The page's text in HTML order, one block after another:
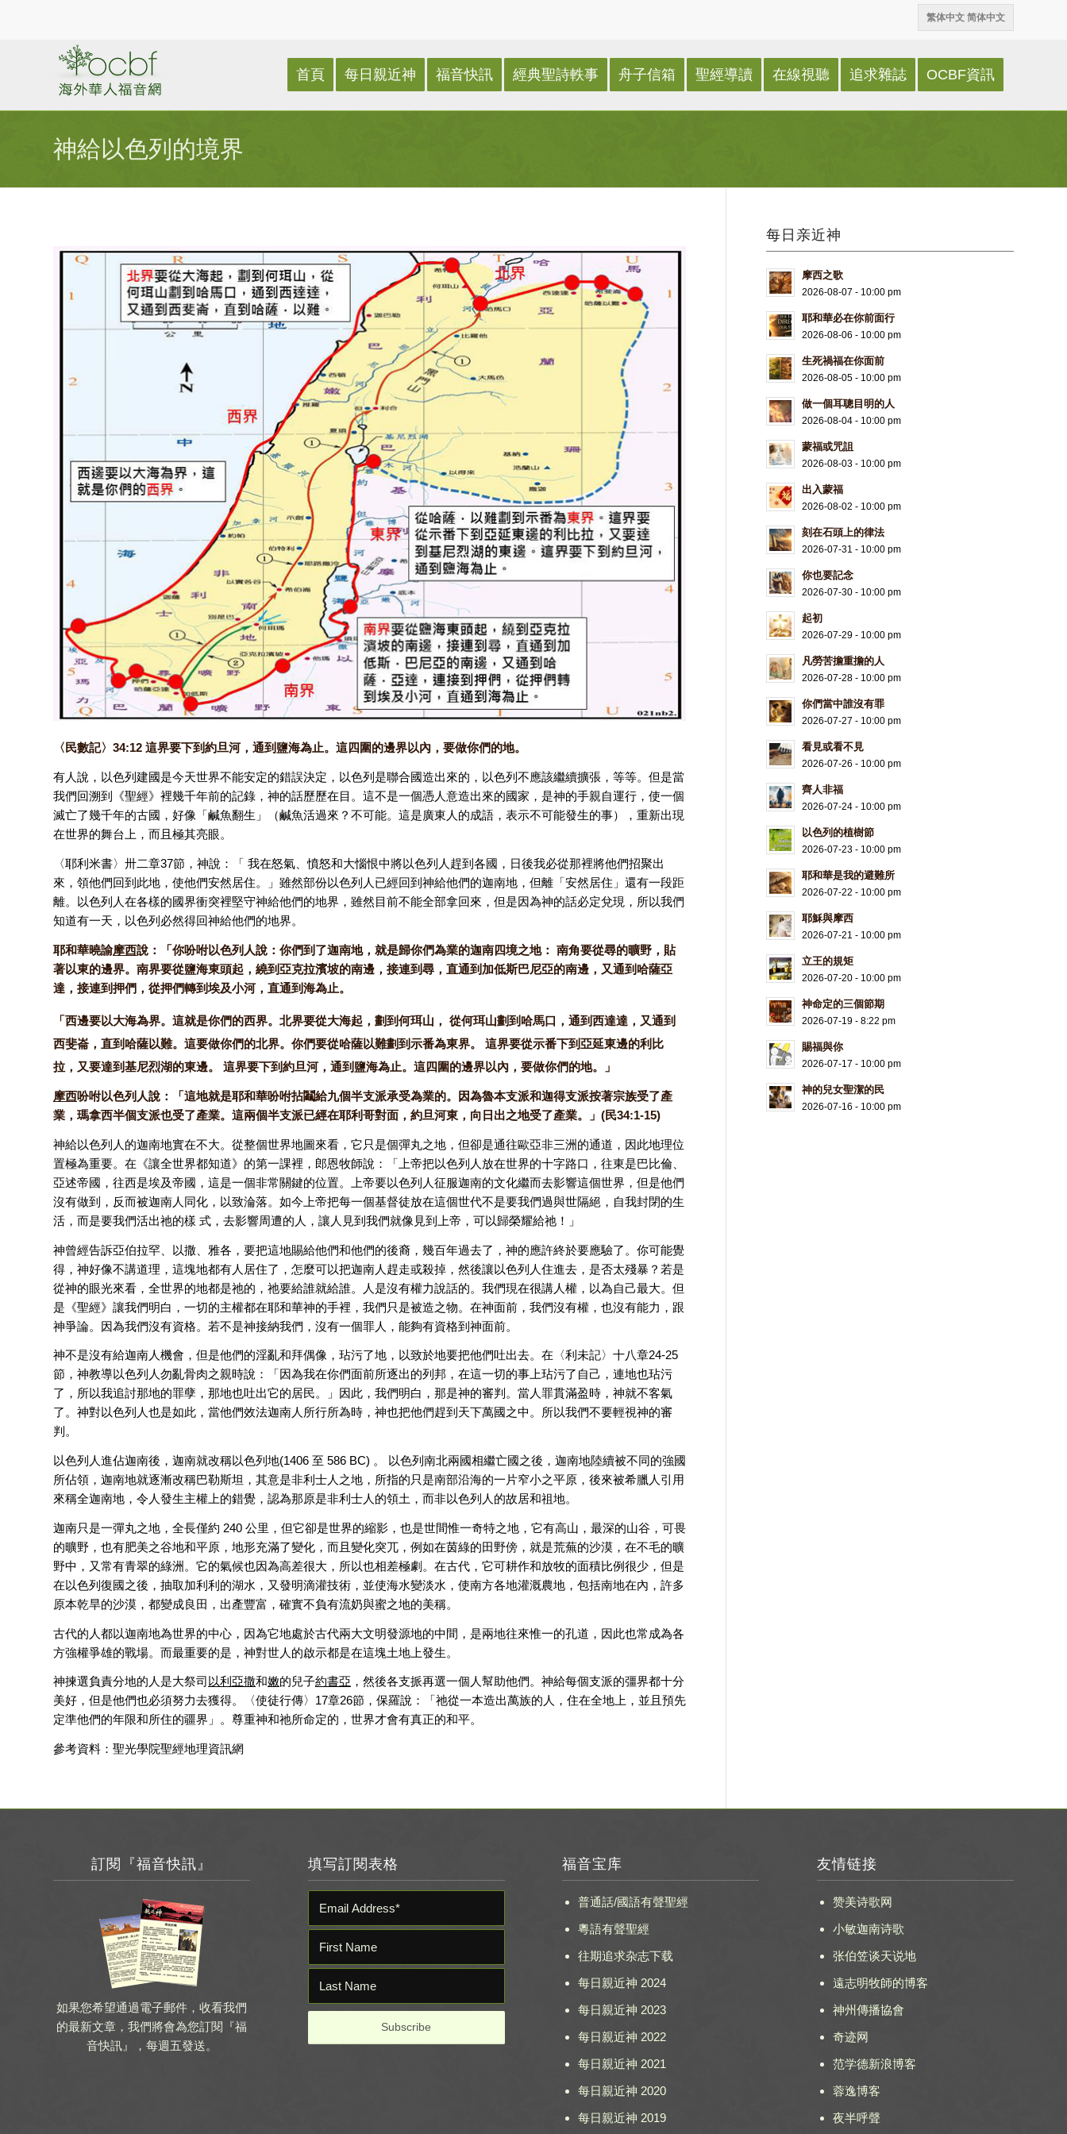
繁体中文 简体中文
首頁 每日親近神 福音快訊 經典聖詩軼事 舟子信箱 聖經導讀 在線視聽 追求雜誌 OCBF資訊
神給以色列的境界
〈民數記〉34:12 這界要下到約旦河，通到鹽海為止。這四圍的邊界以內，要做你們的地。
有人說，以色列建國是今天世界不能安定的錯誤決定，以色列是聯合國造出來的，以色列不應該繼續擴張，等等。但是當
我們回溯到《聖經》裡幾千年前的記錄，神的話歷歷在目。這不是一個憑人意造出來的國家，是神的手親自運行，使一個
滅亡了幾千年的古國，好像「鹹魚翻生」（鹹魚活過來？不可能。這是廣東人的成語，表示不可能發生的事），重新出現
在世界的舞台上，而且極其亮眼。
〈耶利米書〉卅二章37節，神說：「 我在怒氣、憤怒和大惱恨中將以色列人趕到各國，日後我必從那裡將他們招聚出
來，領他們回到此地，使他們安然居住。」雖然部份以色列人已經回到神給他們的迦南地，但離「安然居住」還有一段距
離。以色列人在各樣的國界衝突裡堅守神給他們的地界，雖然目前不能全部拿回來，但是因為神的話必定兌現，所以我們
知道有一天，以色列必然得回神給他們的地界。
耶和華曉諭摩西說：「你吩咐以色列人說：你們到了迦南地，就是歸你們為業的迦南四境之地： 南角要從尋的曠野，貼
著以東的邊界。南界要從鹽海東頭起，繞到亞克拉濱坡的南邊，接連到尋，直通到加低斯巴尼亞的南邊，又通到哈薩亞
達，接連到押們，從押們轉到埃及小河，直通到海為止。
「西邊要以大海為界。這就是你們的西界。北界要從大海起，劃到何珥山， 從何珥山劃到哈馬口，通到西達達，又通到
西斐崙，直到哈薩以難。這要做你們的北界。你們要從哈薩以難劃到示番為東界。
這界要從示番下到亞延東邊的利比
拉，又要達到基尼烈湖的東邊。
這界要下到約旦河，通到鹽海為止。這四圍的邊界以內，要做你們的地。」
摩西吩咐以色列人說：「這地就是耶和華吩咐拈鬮給九個半支派承受為業的。因為魯本支派和迦得支派按著宗族受了產
業，瑪拿西半個支派也受了產業。這兩個半支派已經在耶利哥對面，約旦河東，向日出之地受了產業。」(民34:1-15)
神給以色列人的迦南地實在不大。從整個世界地圖來看，它只是個彈丸之地，但卻是通往歐亞非三洲的通道，因此地理位
置極為重要。在《讓全世界都知道》的第一課裡，郎恩牧師說：「上帝把以色列人放在世界的十字路口，往東是巴比倫、
亞述帝國，往西是埃及帝國，這是一個非常關鍵的位置。上帝要以色列人征服迦南的文化繼而去影響這個世界，但是他們
沒有做到，反而被迦南人同化，以致淪落。如今上帝把每一個基督徒放在這個世代不是要我們過與世隔絕，自我封閉的生
活，而是要我們活出祂的樣 式，去影響周遭的人，讓人見到我們就像見到上帝，可以歸榮耀給祂！」
神曾經告訴亞伯拉罕、以撒、雅各，要把這地賜給他們和他們的後裔，幾百年過去了，神的應許終於要應驗了。你可能覺
得，神好像不講道理，這塊地都有人居住了，怎麼可以把迦南人趕走或殺掉，然後讓以色列人住進去，是否太殘暴？若是
從神的眼光來看，全世界的地都是祂的，祂要給誰就給誰。人是沒有權力說話的。我們現在很講人權，以為自己最大。但
是《聖經》讓我們明白，一切的主權都在耶和華神的手裡，我們只是被造之物。在神面前，我們沒有權，也沒有能力，跟
神爭論。因為我們沒有資格。若不是神接納我們，沒有一個罪人，能夠有資格到神面前。
神不是沒有給迦南人機會，但是他們的淫亂和拜偶像，玷污了地，以致於地要把他們吐出去。在〈利未記〉十八章24-25
節，神教導以色列人勿亂骨肉之親時說：「因為我在你們面前所逐出的列邦，在這一切的事上玷污了自己，連地也玷污
了，所以我追討那地的罪孽，那地也吐出它的居民。」因此，我們明白，那是神的審判。當人罪貫滿盈時，神就不客氣
了。神對以色列人也是如此，當他們效法迦南人所行所為時，神也把他們趕到天下萬國之中。所以我們不要輕視神的審
判。
以色列人進佔迦南後，迦南就改稱以色列地(1406 至 586 BC) 。 以色列南北兩國相繼亡國之後，迦南地陸續被不同的強國
所佔領，迦南地就逐漸改稱巴勒斯坦，其意是非利士人之地，所指的只是南部沿海的一片窄小之平原，後來被希臘人引用
來稱全迦南地，令人發生主權上的錯覺，認為那原是非利士人的領土，而非以色列人的故居和祖地。
迦南只是一彈丸之地，全長僅約 240 公里，但它卻是世界的縮影，也是世間惟一奇特之地，它有高山，最深的山谷，可畏
的曠野，也有肥美之谷地和平原，地形充滿了變化，而且變化突兀，例如在茵綠的田野傍，就是荒蕪的沙漠，在不毛的曠
野中，又常有青翠的綠洲。它的氣候也因為高差很大，所以也相差極劇。在古代，它可耕作和放牧的面積比例很少，但是
在以色列復國之後，抽取加利利的湖水，又發明滴灌技術，並使海水變淡水，使南方各地灌溉農地，包括南地在內，許多
原本乾旱的沙漠，都變成良田，出產豐富，確實不負有流奶與蜜之地的美稱。
古代的人都以迦南地為世界的中心，因為它地處於古代兩大文明發源地的中間，是兩地往來惟一的孔道，因此也常成為各
方強權爭雄的戰場。而最重要的是，神對世人的啟示都是在這塊土地上發生。
神揀選負責分地的人是大祭司 以利亞撒和嫩的兒子約書亞 ，然後各支挀再選一個人幫助他們。神給每個支派的彊界都十分
美好，但是他們也必須努力去獲得。〈使徒行傳〉17章26節，保羅說：「祂從一本造出萬族的人，住在全地上，並且預先
定準他們的年限和所住的疆界」。尊重神和祂所命定的，世界才會有真正的和平。
參考資料：聖光學院聖經地理資訊網
每日亲近神
摩西之歌
2026-08-07 - 10:00 pm
耶和華必在你前面行
2026-08-06 - 10:00 pm
生死禍福在你面前
2026-08-05 - 10:00 pm
做一個耳聰目明的人
2026-08-04 - 10:00 pm
蒙福或咒詛
2026-08-03 - 10:00 pm
出入蒙福
2026-08-02 - 10:00 pm
刻在石頭上的律法
2026-07-31 - 10:00 pm
你也要記念
2026-07-30 - 10:00 pm
起初
2026-07-29 - 10:00 pm
凡勞苦擔重擔的人
2026-07-28 - 10:00 pm
你們當中誰沒有罪
2026-07-27 - 10:00 pm
看見或看不見
2026-07-26 - 10:00 pm
齊人非福
2026-07-24 - 10:00 pm
以色列的植樹節
2026-07-23 - 10:00 pm
耶和華是我的避難所
2026-07-22 - 10:00 pm
耶穌與摩西
2026-07-21 - 10:00 pm
立王的規矩
2026-07-20 - 10:00 pm
神命定的三個節期
2026-07-19 - 8:22 pm
賜福與你
2026-07-17 - 10:00 pm
神的兒女聖潔的民
2026-07-16 - 10:00 pm
訂閱『福音快訊』
如果您希望通過電子郵件，收看我們
的最新文章，我們將會為您訂閱『福
音快訊』，每週五發送。
填写訂閱表格 福音宝库
普通話/國語有聲聖經
粵語有聲聖經
往期追求杂志下载
每日親近神 2024
每日親近神 2023
每日親近神 2022
每日親近神 2021
每日親近神 2020
每日親近神 2019
友情链接
赞美诗歌网
小敏迦南诗歌
张伯笠谈天说地
遠志明牧師的博客
神州傳播協會
奇迹网
范学德新浪博客
蓉逸博客
夜半呼聲